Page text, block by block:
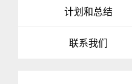
计划和总结
联系我们